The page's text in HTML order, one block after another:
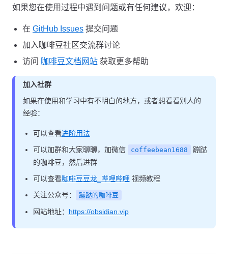
如果您在使用过程中遇到问题或有任何建议，欢迎：
在 GitHub Issues 提交问题
加入咖啡豆社区交流群讨论
访问 咖啡豆文档网站 获取更多帮助
加入社群
如果在使用和学习中有不明白的地方，或者想看看别人的
经验：
可以查看进阶用法
可以加群和大家聊聊，加微信
coffeebean1688
蹦跶
的咖啡豆，然后进群
可以查看咖啡豆豆龙_哔哩哔哩 视频教程
关注公众号：
蹦跶的咖啡豆
网站地址： https://obsidian.vip